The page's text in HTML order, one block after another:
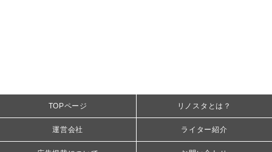
TOPページ リノスタとは？
運営会社 ライター紹介